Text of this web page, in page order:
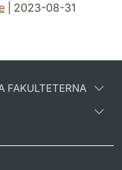
| 2023-08-31
FAKULTETERNA